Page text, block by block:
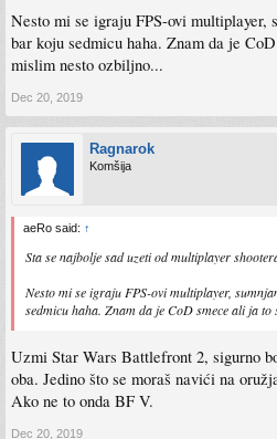
Nesto mi se igraju FPS-ovi multiplayer,
bar koju sedmicu haha. Znam da je
mislim nesto ozbiljno...
Dec 20, 2019
Ragnarok
Komšija
aeRo said: ↑
Sta se najbolje sad uzeti od multiplayer
Nesto mi se igraju FPS-ovi multiplayer,
sedmicu haha. Znam da je CoD smece ali ja to
Uzmi Star Wars Battlefront 2, sigurno
oba. Jedino što se moraš navići na
Ako ne to onda BF V.
Dec 20, 2019